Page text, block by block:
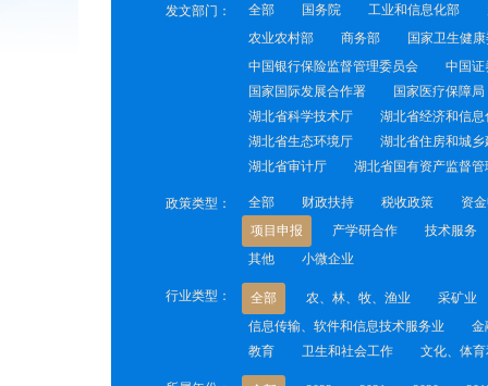
发文部门： 全部 国务院 工业和信息化部
农业农村部
商务部 国家卫生健
中国银行保险监督管理委员会
中国证
国家国际发展合作署
国家医疗保障局
湖北省科学技术厅
湖北省经济和信息
湖北省生态环境厅
湖北省住房和城乡
湖北省审计厅
湖北省国有资产监督管
政策类型： 全部 财政扶持 税收政策 资
项目申报
产学研合作 技术服务
其他
小微企业
行业类型： 全部 农、林、牧、渔业 采矿业
信息传输、软件和信息技术服务业
金
教育
卫生和社会工作 文化、体